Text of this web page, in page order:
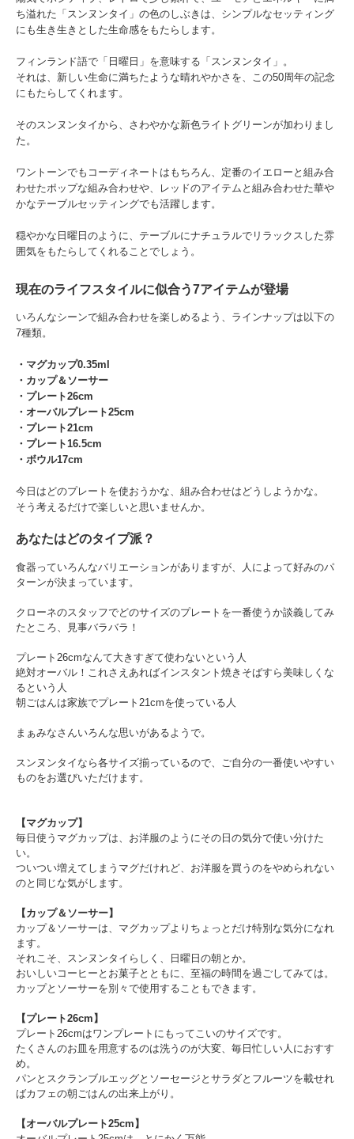
ち溢れた「スンヌンタイ」の色のしぶきは、シンプルなセッティング
にも生き生きとした生命感をもたらします。
フィンランド語で「日曜日」を意味する「スンヌンタイ」。
それは、新しい生命に満ちたような晴れやかさを、この50周年の記念
にもたらしてくれます。
そのスンヌンタイから、さわやかな新色ライトグリーンが加わりまし
た。
ワントーンでもコーディネートはもちろん、定番のイエローと組み合
わせたポップな組み合わせや、レッドのアイテムと組み合わせた華や
かなテーブルセッティングでも活躍します。
穏やかな日曜日のように、テーブルにナチュラルでリラックスした雰
囲気をもたらしてくれることでしょう。
現在のライフスタイルに似合う7アイテムが登場
いろんなシーンで組み合わせを楽しめるよう、ラインナップは以下の
7種類。
・マグカップ0.35ml
・カップ＆ソーサー
・プレート26cm
・オーバルプレート25cm
・プレート21cm
・プレート16.5cm
・ボウル17cm
今日はどのプレートを使おうかな、組み合わせはどうしようかな。
そう考えるだけで楽しいと思いませんか。
あなたはどのタイプ派？
食器っていろんなバリエーションがありますが、人によって好みのパ
ターンが決まっています。
クローネのスタッフでどのサイズのプレートを一番使うか談義してみ
たところ、見事バラバラ！
プレート26cmなんて大きすぎて使わないという人
絶対オーバル！これさえあればインスタント焼きそばすら美味しくな
るという人
朝ごはんは家族でプレート21cmを使っている人
まぁみなさんいろんな思いがあるようで。
スンヌンタイなら各サイズ揃っているので、ご自分の一番使いやすい
ものをお選びいただけます。
【マグカップ】
毎日使うマグカップは、お洋服のようにその日の気分で使い分けた
い。
ついつい増えてしまうマグだけれど、お洋服を買うのをやめられない
のと同じな気がします。
【カップ＆ソーサー】
カップ＆ソーサーは、マグカップよりちょっとだけ特別な気分になれ
ます。
それこそ、スンヌンタイらしく、日曜日の朝とか。
おいしいコーヒーとお菓子とともに、至福の時間を過ごしてみては。
カップとソーサーを別々で使用することもできます。
【プレート26cm】
プレート26cmはワンプレートにもってこいのサイズです。
たくさんのお皿を用意するのは洗うのが大変、毎日忙しい人におすす
め。
パンとスクランブルエッグとソーセージとサラダとフルーツを載せれ
ばカフェの朝ごはんの出来上がり。
【オーバルプレート25cm】